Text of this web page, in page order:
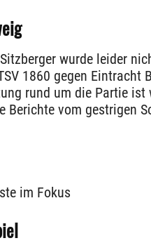
wurde leider
1860 gegen Eintracht
rund um die Partie
Berichte vom gestrigen
im Fokus